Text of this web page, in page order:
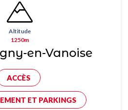
Altitude
1250m
en-Vanoise
ACCÈS
ET PARKINGS